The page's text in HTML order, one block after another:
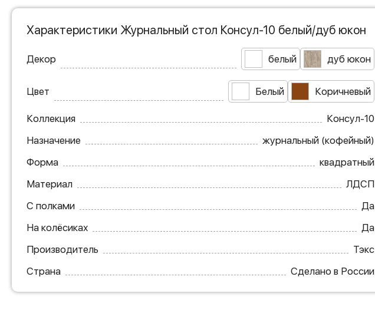
Характеристики Журнальный стол Консул-10 белый/дуб юкон
Декор белый дуб юкон
Цвет Белый Коричневый
Коллекция
Консул-10
Назначение
журнальный (кофейный)
Форма
квадратный
Материал
ЛДСП
С полками
Да
На колёсиках
Да
Производитель
Тэкс
Страна
Сделано в России